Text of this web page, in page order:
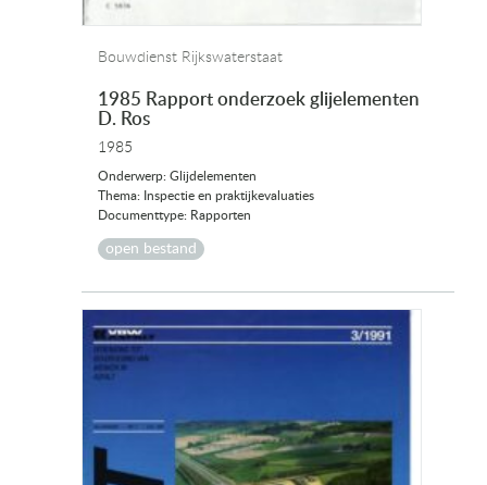
Bouwdienst Rijkswaterstaat
1985 Rapport onderzoek glijelementen
D. Ros
1985
Onderwerp: Glijdelementen
Thema: Inspectie en praktijkevaluaties
Documenttype: Rapporten
open bestand